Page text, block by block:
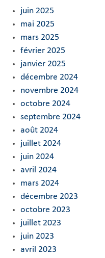
juin 2025
mai 2025
mars 2025
février 2025
janvier 2025
décembre 2024
novembre 2024
octobre 2024
septembre 2024
août 2024
juillet 2024
juin 2024
avril 2024
mars 2024
décembre 2023
octobre 2023
juillet 2023
juin 2023
avril 2023